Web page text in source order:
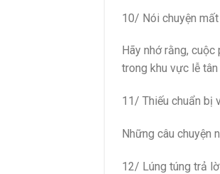
10/ Nói chuyện
Hãy nhớ rằng,
trong khu vực lễ
11/ Thiếu chuẩn bị
Những câu chuyện
12/ Lúng túng trả